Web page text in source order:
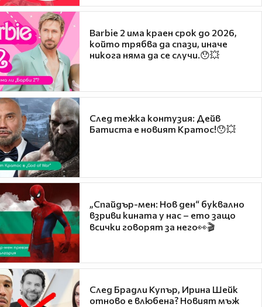
Barbie 2 има краен срок до 2026,
който трябва да спази, иначе
никога няма да се случи.😯💥
След тежка контузия: Дейв
Батиста е новият Кратос!😯💥
„Спайдър-мен: Нов ден“ буквално
взриви кината у нас – ето защо
всички говорят за него👀🎬
След Брадли Купър, Ирина Шейк
отново е влюбена? Новият мъж